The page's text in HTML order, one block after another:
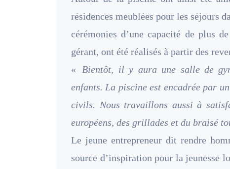
résidences meublées pour les séjours
cérémonies d’une capacité de plus
gérant, ont été réalisés à partir des
«
Bientôt, il y aura une salle de
enfants. La piscine est encadrée par
civils. Nous travaillons aussi à
européens, des grillades et du braisé
Le jeune entrepreneur dit rendre
source d’inspiration pour la jeunesse